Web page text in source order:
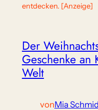
entdecken. [Anzeige]
Der
Geschenke an
Welt
vonMia